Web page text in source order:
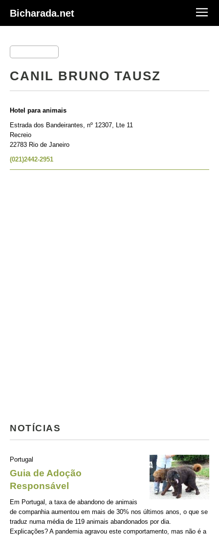
Bicharada.net
CANIL BRUNO TAUSZ
Hotel para animais
Estrada dos Bandeirantes, nº 12307, Lte 11
Recreio
22783 Rio de Janeiro
(021)2442-2951
NOTÍCIAS
Portugal
Guia de Adoção
Responsável
Em Portugal, a taxa de abandono de animais
de companhia aumentou em mais de 30% nos últimos anos, o que se
traduz numa média de 119 animais abandonados por dia.
Explicações? A pandemia agravou este comportamento, mas não é a